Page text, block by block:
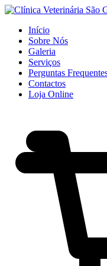
Início
Sobre Nós
Galeria
Serviços
Perguntas
Contactos
Loja Online